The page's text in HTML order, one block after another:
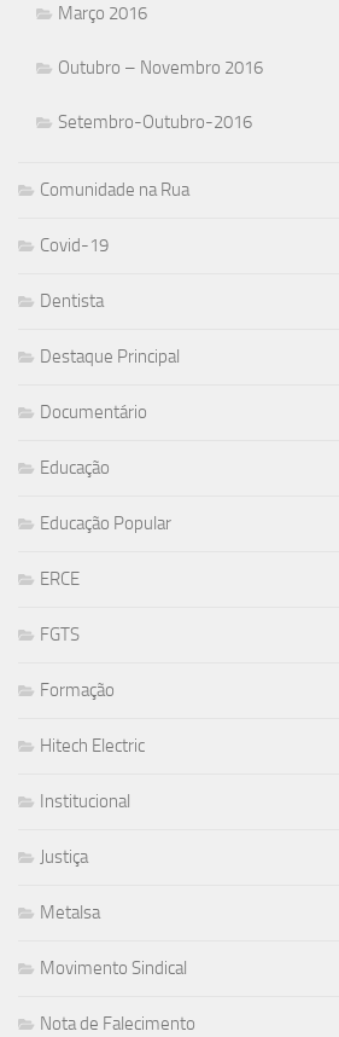
Março 2016
Outubro – Novembro 2016
Setembro-Outubro-2016
Comunidade na Rua
Covid-19
Dentista
Destaque Principal
Documentário
Educação
Educação Popular
ERCE
FGTS
Formação
Hitech Electric
Institucional
Justiça
Metalsa
Movimento Sindical
Nota de Falecimento